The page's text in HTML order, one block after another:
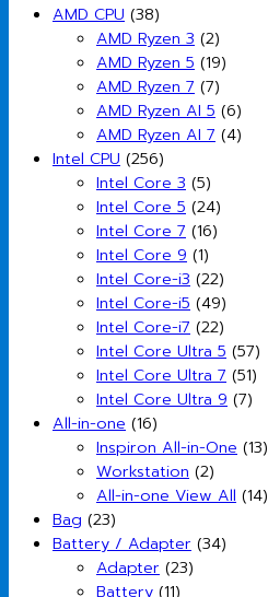
AMD CPU (38)
AMD Ryzen 3 (2)
AMD Ryzen 5 (19)
AMD Ryzen 7 (7)
AMD Ryzen AI 5 (6)
AMD Ryzen AI 7 (4)
Intel CPU (256)
Intel Core 3 (5)
Intel Core 5 (24)
Intel Core 7 (16)
Intel Core 9 (1)
Intel Core-i3 (22)
Intel Core-i5 (49)
Intel Core-i7 (22)
Intel Core Ultra 5 (57)
Intel Core Ultra 7 (51)
Intel Core Ultra 9 (7)
All-in-one (16)
Inspiron All-in-One (13)
Workstation (2)
All-in-one View All (14)
Bag (23)
Battery / Adapter (34)
Adapter (23)
Battery (11)